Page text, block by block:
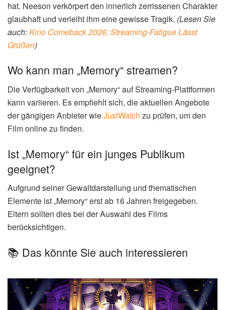
hat. Neeson verkörpert den innerlich zerrissenen Charakter
glaubhaft und verleiht ihm eine gewisse Tragik. (Lesen Sie
auch:Kino Comeback 2026: Streaming-Fatigue Lässt
Grüßen)
Wo kann man „Memory“ streamen?
Die Verfügbarkeit von „Memory“ auf Streaming-Plattformen
kann variieren. Es empfiehlt sich, die aktuellen Angebote
der gängigen Anbieter wieJustWatch zu prüfen, um den
Film online zu finden.
Ist „Memory“ für ein junges Publikum
geeignet?
Aufgrund seiner Gewaltdarstellung und thematischen
Elemente ist „Memory“ erst ab 16 Jahren freigegeben.
Eltern sollten dies bei der Auswahl des Films
berücksichtigen.
📚 Das könnte Sie auch interessieren